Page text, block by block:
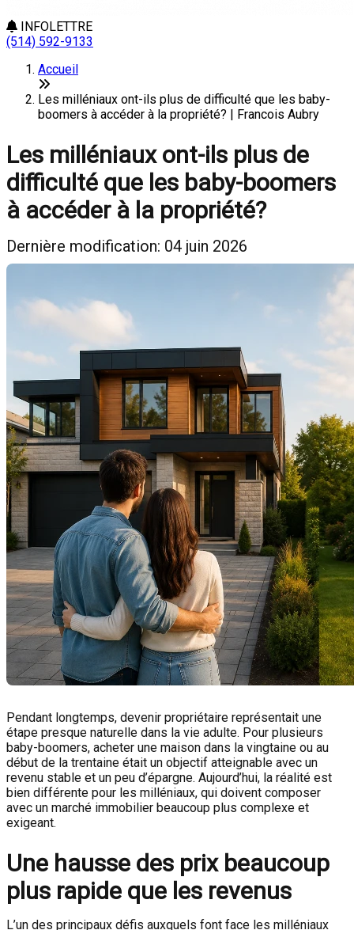
INFOLETTRE
(514) 592-9133
Accueil
Les milléniaux ont-ils plus de difficulté que les baby-
boomers à accéder à la propriété? | Francois Aubry
Les milléniaux ont-ils plus de
difficulté que les baby-boomers
à accéder à la propriété?
Dernière modification: 04 juin 2026
Pendant longtemps, devenir propriétaire représentait une
étape presque naturelle dans la vie adulte. Pour plusieurs
baby-boomers, acheter une maison dans la vingtaine ou au
début de la trentaine était un objectif atteignable avec un
revenu stable et un peu d’épargne. Aujourd’hui, la réalité est
bien différente pour les milléniaux, qui doivent composer
avec un marché immobilier beaucoup plus complexe et
exigeant.
Une hausse des prix beaucoup
plus rapide que les revenus
L’un des principaux défis auxquels font face les milléniaux